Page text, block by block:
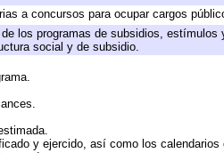
a concursos para ocupar cargos
los programas de subsidios,
social y de subsidio.
y ejercido, así como los